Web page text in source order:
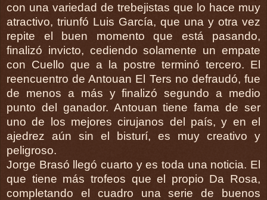
con una variedad de trebejistas que lo hace muy
atractivo, triunfó Luis García, que una y otra vez
repite el buen momento que está pasando,
finalizó invicto, cediendo solamente un empate
con Cuello que a la postre terminó tercero. El
reencuentro de Antouan El Ters no defraudó, fue
de menos a más y finalizó segundo a medio
punto del ganador. Antouan tiene fama de ser
uno de los mejores cirujanos del país, y en el
ajedrez aún sin el bisturí, es muy creativo y
peligroso.
Jorge Brasó llegó cuarto y es toda una noticia. El
que tiene más trofeos que el propio Da Rosa,
completando el cuadro una serie de buenos